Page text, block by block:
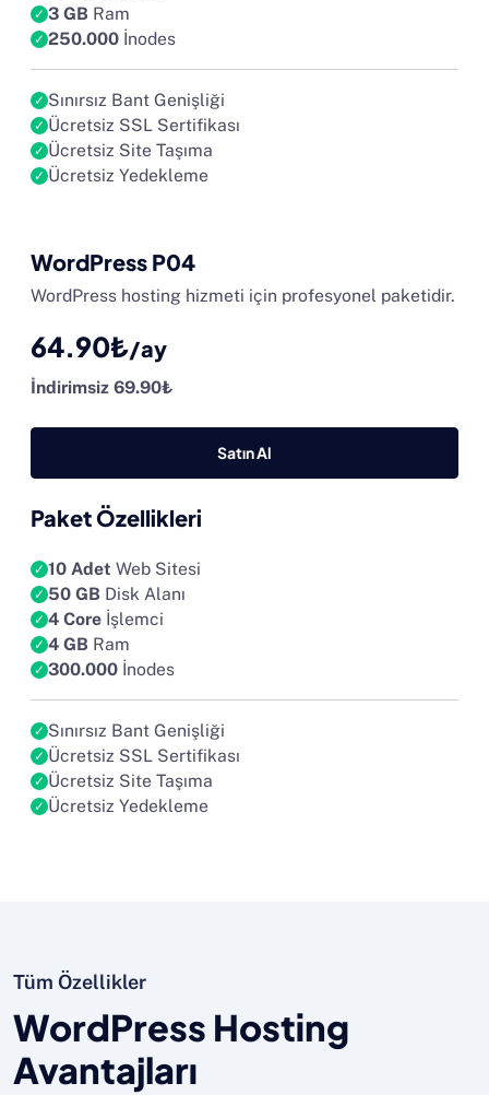
3 GB Ram
250.000 İnodes
Sınırsız Bant Genişliği
Ücretsiz SSL Sertifikası
Ücretsiz Site Taşıma
Ücretsiz Yedekleme
WordPress P04
WordPress hosting hizmeti için profesyonel paketidir.
64.90₺/ay
İndirimsiz 69.90₺
Satın Al
Paket Özellikleri
10 Adet Web Sitesi
50 GB Disk Alanı
4 Core İşlemci
4 GB Ram
300.000 İnodes
Sınırsız Bant Genişliği
Ücretsiz SSL Sertifikası
Ücretsiz Site Taşıma
Ücretsiz Yedekleme
Tüm Özellikler
WordPress Hosting
Avantajları